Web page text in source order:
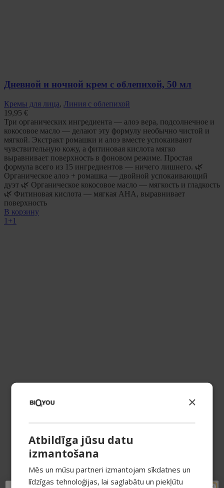
Дневной и ночной крем с облепихой, 50 мл
Кремы для лица, Линия с облепихой
19,95 €
Три органических ингредиента — алоэ вера, подсолнечное и
кокосовое масло — делают эту формулу необычно чистой и
мягкой. Экстракт ромашки и алоэ вместе успокаивают
чувствительную кожу, а фитиновая кислота мягко
выравнивает поверхность в фоновом режиме. Простая
формула всего из 15 ингредиентов — ничего лишнего. 🌿
Органическое алоэ + ромашка — двойной успокаивающий
дуэт 🌿 Органическое кокосовое масло — мягкость и гладкость
🌿 Фитиновая кислота — мягкая AHA, выравнивает
поверхность
В корзину
1+1
×
Atbildīga jūsu datu
izmantošana
Mēs un mūsu partneri izmantojam sīkdatnes un
līdzīgas tehnoloģijas, lai saglabātu un piekļūtu